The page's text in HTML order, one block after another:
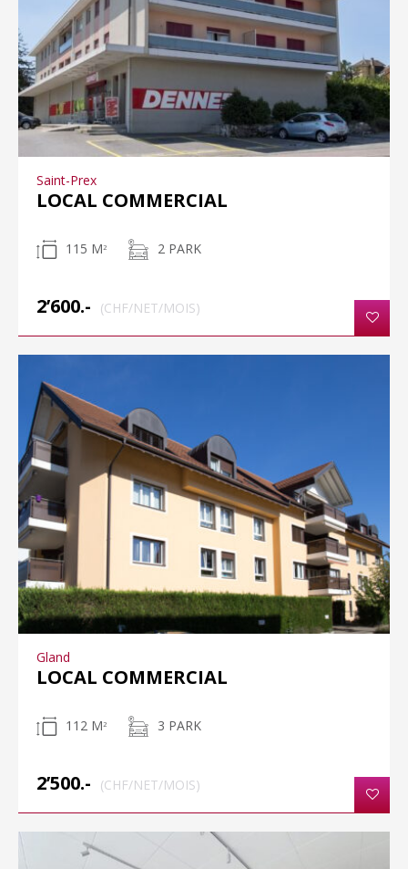
Saint-Prex
LOCAL COMMERCIAL
115 M 2 2 PARK
2’600.- (CHF/NET/MOIS)
Gland
LOCAL COMMERCIAL
112 M 2 3 PARK
2’500.- (CHF/NET/MOIS)